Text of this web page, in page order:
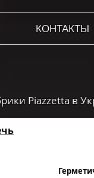
КОНТАКТЫ
Piazzetta в